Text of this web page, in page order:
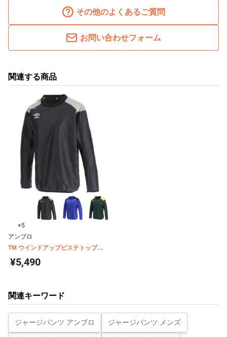
その他のよくあるご質問
お問い合わせフォーム
関連する商品
+5
アンブロ
TM ウインドアップピステトップ
¥5,490
関連キーワード
ジャージパンツ アンブロ ジャージパンツ メンズ